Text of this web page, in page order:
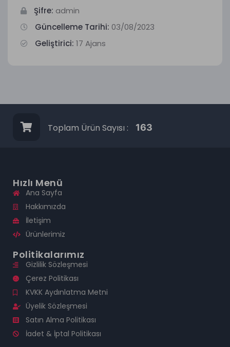
Şifre: admin
Güncelleme Tarihi: 03/08/2023
Geliştirici: 17 Ajans
Toplam Ürün Sayısı : 163
Hızlı Menü
Ana Sayfa
Hakkımızda
İletişim
Ürünlerimiz
Politikalarımız
Gizlilik Sözleşmesi
Çerez Politikası
KVKK Aydınlatma Metni
Üyelik Sözleşmesi
Satın Alma Politikası
İadet & İptal Politikası